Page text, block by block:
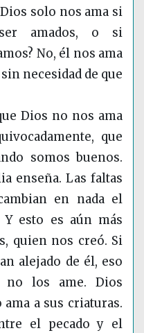
solo nos ama si
amados, o si
No, él nos ama
necesidad de que
Dios no nos ama
que
somos buenos.
enseña. Las faltas
en nada el
esto es aún más
quien nos creó. Si
alejado de él, eso
los ame. Dios
a sus criaturas.
el pecado y el